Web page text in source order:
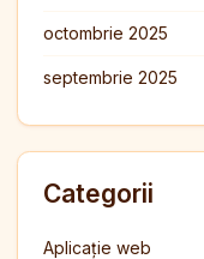
octombrie 2025
septembrie 2025
Categorii
Aplicație web